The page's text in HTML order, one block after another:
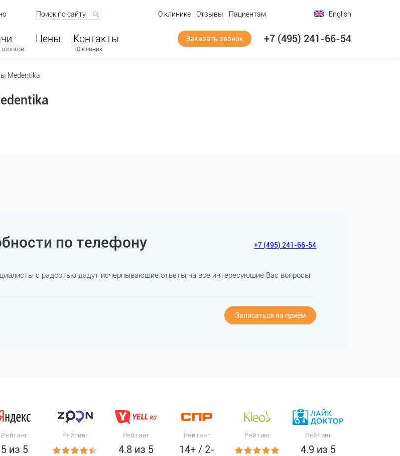
О клинике Отзывы Пациентам English
Цены Контакты
10 клиник
Заказать звонок +7 (495) 241-66-54
Medentika
по телефону +7 (495) 241-66-54
с радостью дадут исчерпывающие ответы на все интересующие Вас вопросы
Записаться на приём
Рейтинг
5 из 5
Рейтинг Рейтинг
4.8 из 5
Рейтинг
14+ / 2-
Рейтинг Рейтинг
4.9 из 5